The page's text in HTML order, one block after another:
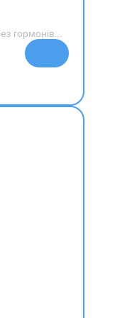
гормонів
Додати
в кошик